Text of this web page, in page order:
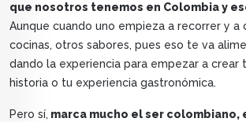
que nosotros tenemos en Colombia y
Aunque cuando uno empieza a recorrer y a
cocinas, otros sabores, pues eso te va
dando la experiencia para empezar a crear
historia o tu experiencia gastronómica.
Pero sí, marca mucho el ser colombiano,